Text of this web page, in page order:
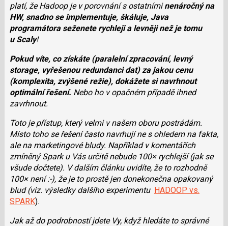
platí, že Hadoop je v porovnání s ostatníminenáročný na
HW, snadno se implementuje, škáluje, Java
programátora seženete rychleji a levněji než je tomu
u Scaly!
Pokud víte, co získáte (paralelní zpracování, levný
storage, vyřešenou redundanci dat) za jakou cenu
(komplexita, zvýšené režie), dokážete si navrhnout
optimální řešení. Nebo ho v opačném případě ihned
zavrhnout.
Toto je přístup, který velmi v našem oboru postrádám.
Místo toho se řešení často navrhují ne s ohledem na fakta,
ale na marketingové bludy. Například v komentářích
zmíněný Spark u Vás určitě nebude 100× rychlejší (jak se
všude dočtete). V dalším článku uvidíte, že to rozhodně
100× není :-), že je to prostě jen donekonečna opakovaný
blud (viz. výsledky dalšího experimentu HADOOP vs.
SPARK).
Jak až do podrobností jdete Vy, když hledáte to správné